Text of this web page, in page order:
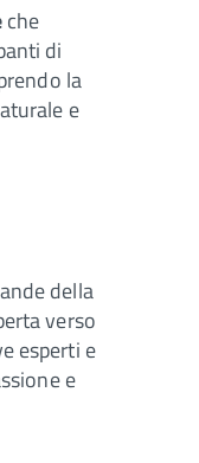
che
di
la
e
della
verso
esperti e
e